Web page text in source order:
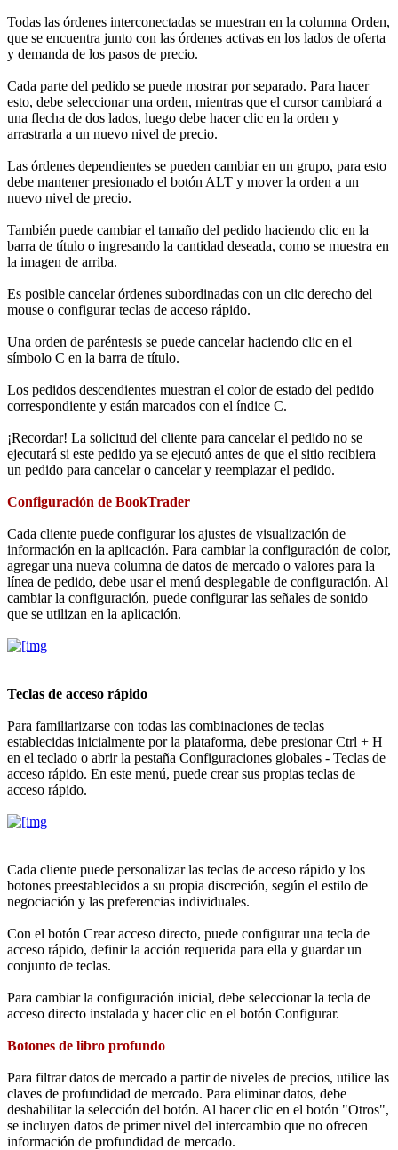
Todas las órdenes interconectadas se muestran en la columna Orden,
que se encuentra junto con las órdenes activas en los lados de oferta
y demanda de los pasos de precio.
Cada parte del pedido se puede mostrar por separado. Para hacer
esto, debe seleccionar una orden, mientras que el cursor cambiará a
una flecha de dos lados, luego debe hacer clic en la orden y
arrastrarla a un nuevo nivel de precio.
Las órdenes dependientes se pueden cambiar en un grupo, para esto
debe mantener presionado el botón ALT y mover la orden a un
nuevo nivel de precio.
También puede cambiar el tamaño del pedido haciendo clic en la
barra de título o ingresando la cantidad deseada, como se muestra en
la imagen de arriba.
Es posible cancelar órdenes subordinadas con un clic derecho del
mouse o configurar teclas de acceso rápido.
Una orden de paréntesis se puede cancelar haciendo clic en el
símbolo C en la barra de título.
Los pedidos descendientes muestran el color de estado del pedido
correspondiente y están marcados con el índice C.
¡Recordar! La solicitud del cliente para cancelar el pedido no se
ejecutará si este pedido ya se ejecutó antes de que el sitio recibiera
un pedido para cancelar o cancelar y reemplazar el pedido.
Configuración de BookTrader
Cada cliente puede configurar los ajustes de visualización de
información en la aplicación. Para cambiar la configuración de color,
agregar una nueva columna de datos de mercado o valores para la
línea de pedido, debe usar el menú desplegable de configuración. Al
cambiar la configuración, puede configurar las señales de sonido
que se utilizan en la aplicación.
Teclas de acceso rápido
Para familiarizarse con todas las combinaciones de teclas
establecidas inicialmente por la plataforma, debe presionar Ctrl + H
en el teclado o abrir la pestaña Configuraciones globales - Teclas de
acceso rápido. En este menú, puede crear sus propias teclas de
acceso rápido.
Cada cliente puede personalizar las teclas de acceso rápido y los
botones preestablecidos a su propia discreción, según el estilo de
negociación y las preferencias individuales.
Con el botón Crear acceso directo, puede configurar una tecla de
acceso rápido, definir la acción requerida para ella y guardar un
conjunto de teclas.
Para cambiar la configuración inicial, debe seleccionar la tecla de
acceso directo instalada y hacer clic en el botón Configurar.
Botones de libro profundo
Para filtrar datos de mercado a partir de niveles de precios, utilice las
claves de profundidad de mercado. Para eliminar datos, debe
deshabilitar la selección del botón. Al hacer clic en el botón "Otros",
se incluyen datos de primer nivel del intercambio que no ofrecen
información de profundidad de mercado.